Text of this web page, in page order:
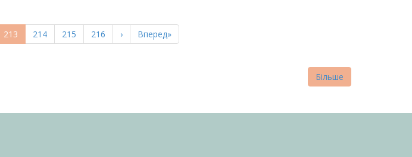
Поточна
сторінка
213 Page
214 Page
215 Page
216
Наступна
сторінка
›
Остання
сторінка
Вперед»
Більше